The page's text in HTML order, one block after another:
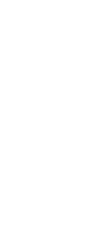
um
sicher
iPhone
Air
für
Laden
an oder